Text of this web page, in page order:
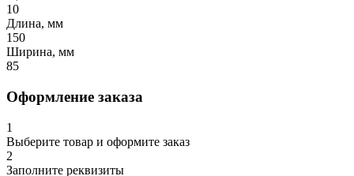
10
Длина, мм
150
Ширина, мм
85
Оформление заказа
1
Выберите товар и оформите заказ
2
Заполните реквизиты